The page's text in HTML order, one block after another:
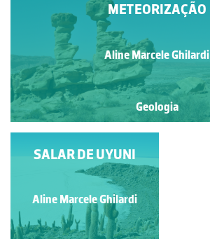
METEORIZAÇÃO
Aline Marcele Ghilardi
Geologia
PLANÍCIE DE
DEFLAÇÃO
Aline Marcele Ghilardi
SALAR DE UYUNI
Aline Marcele Ghilardi